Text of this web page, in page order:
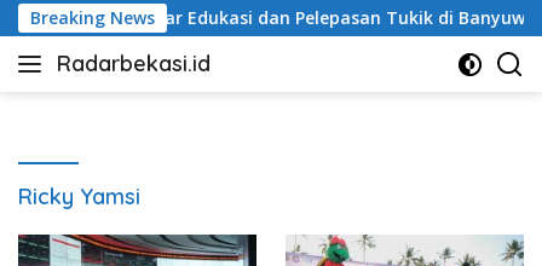
Langsung
ke
konten
Breaking News
Pelajar Gelar Edukasi dan Pelepasan Tukik di Banyuwangi
Radarbekasi.id
Berita
Ricky Yamsi